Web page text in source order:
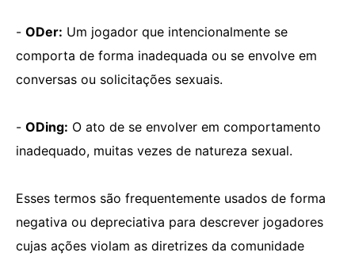
- ODer: Um jogador que intencionalmente se
comporta de forma inadequada ou se envolve em
conversas ou solicitações sexuais.
- ODing: O ato de se envolver em comportamento
inadequado, muitas vezes de natureza sexual.
Esses termos são frequentemente usados ​​de forma
negativa ou depreciativa para descrever jogadores
cujas ações violam as diretrizes da comunidade